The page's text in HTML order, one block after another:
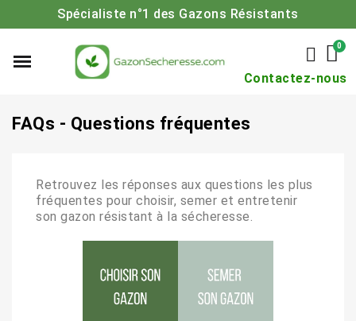
Spécialiste n°1 des Gazons Résistants
Contactez-nous
FAQs - Questions fréquentes
Retrouvez les réponses aux questions les plus
fréquentes pour choisir, semer et entretenir
son gazon résistant à la sécheresse.